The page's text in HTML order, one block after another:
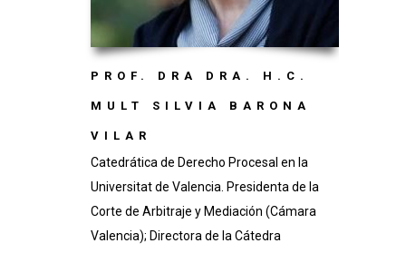
PROF. DRA DRA. H.C.
MULT SILVIA BARONA
VILAR
Catedrática de Derecho Procesal en la
Universitat de Valencia. Presidenta de la
Corte de Arbitraje y Mediación (Cámara
Valencia); Directora de la Cátedra